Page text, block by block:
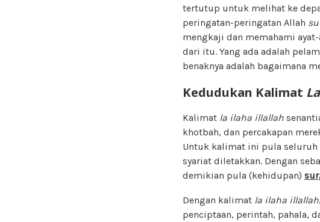
tertutup untuk melihat ke
peringatan-peringatan Allah
mengkaji dan memahami
dari itu. Yang ada adalah
benaknya adalah bagaimana
Kedudukan Kalimat
Kalimat la ilaha illallah
khotbah, dan percakapan
Untuk kalimat ini pula
syariat diletakkan. Dengan
demikian pula (kehidupan)
Dengan kalimat la ilaha illallah
penciptaan, perintah, pahala,